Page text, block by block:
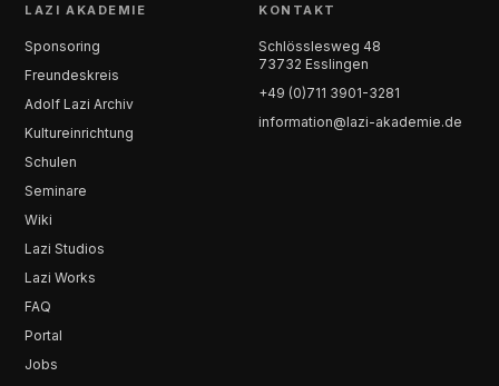
LAZI AKADEMIE
Sponsoring
Freundeskreis
Adolf Lazi Archiv
Kultureinrichtung
Schulen
Seminare
Wiki
Lazi Studios
Lazi Works
FAQ
Portal
Jobs
KONTAKT
Schlösslesweg 48
73732 Esslingen
+49 (0)711 3901-3281
information@lazi-akademie.de